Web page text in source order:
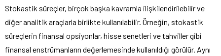
Stokastik süreçler, birçok başka kavramla ilişkilendirilebilir ve
diğer analitik araçlarla birlikte kullanılabilir. Örneğin, stokastik
süreçlerin finansal opsiyonlar, hisse senetleri ve tahviller gibi
finansal enstrümanların değerlemesinde kullanıldığı görülür. Aynı